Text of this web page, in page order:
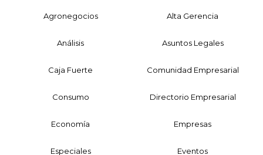
Agronegocios Alta Gerencia
Análisis Asuntos Legales
Caja Fuerte Comunidad Empresarial
Consumo Directorio Empresarial
Economía Empresas
Especiales Eventos